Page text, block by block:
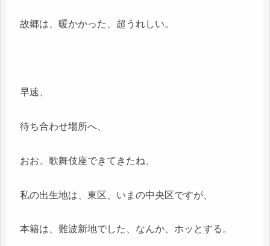
故郷は、暖かかった、超うれしい。
早速、
待ち合わせ場所へ、
おお、歌舞伎座できてきたね、
私の出生地は、東区、いまの中央区ですが、
本籍は、難波新地でした、なんか、ホッとする。